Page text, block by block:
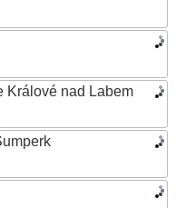
Králové nad Labem